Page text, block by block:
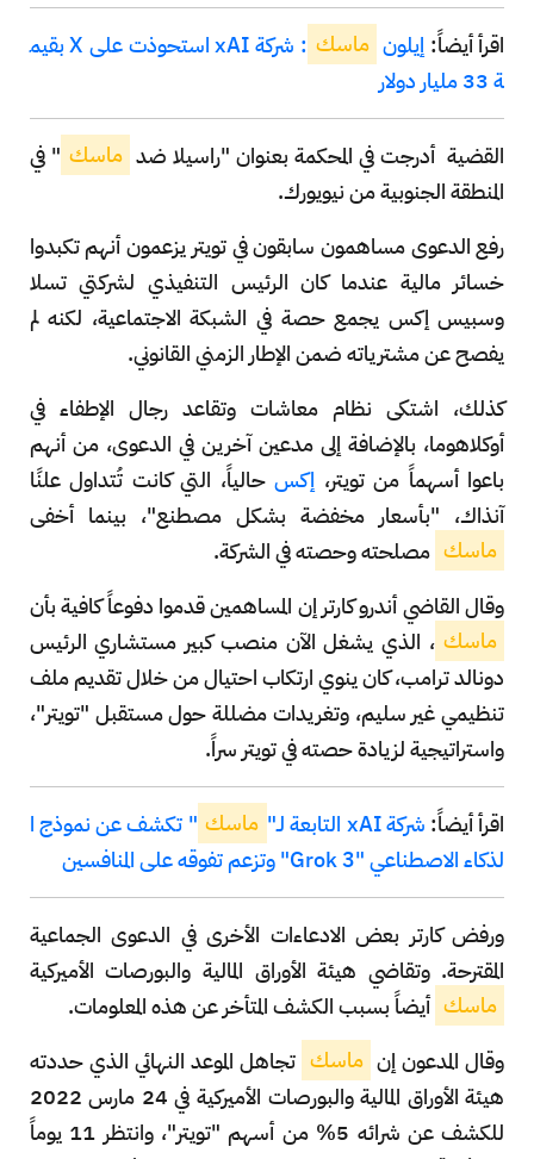
اقرأ أيضاً: إيلون ماسك
: شركة xAI استحوذت على X بقيم
ة 33 مليار دولار
القضية أدرجت في المحكمة بعنوان "راسيلا ضد ماسك " في
المنطقة الجنوبية من نيويورك.
رفع الدعوى مساهمون سابقون في تويتر يزعمون أنهم تكبدوا
خسائر مالية عندما كان الرئيس التنفيذي لشركتي تسلا
وسبيس إكس يجمع حصة في الشبكة الاجتماعية، لكنه لم
يفصح عن مشترياته ضمن الإطار الزمني القانوني.
كذلك، اشتكى نظام معاشات وتقاعد رجال الإطفاء في
أوكلاهوما، بالإضافة إلى مدعين آخرين في الدعوى، من أنهم
باعوا أسهماً من تويتر، إكسحالياً، التي كانت تُتداول علنًا
آنذاك، "بأسعار مخفضة بشكل مصطنع"، بينما أخفى
ماسك مصلحته وحصته في الشركة.
وقال القاضي أندرو كارتر إن المساهمين قدموا دفوعاً كافية بأن
ماسك ، الذي يشغل الآن منصب كبير مستشاري الرئيس
دونالد ترامب، كان ينوي ارتكاب احتيال من خلال تقديم ملف
تنظيمي غير سليم، وتغريدات مضللة حول مستقبل "تويتر"،
واستراتيجية لزيادة حصته في تويتر سراً.
اقرأ أيضاً: شركة xAI التابعة لـ" ماسك " تكشف عن نموذج ا
لذكاء الاصطناعي "Grok 3" وتزعم تفوقه على المنافسين
ورفض كارتر بعض الادعاءات الأخرى في الدعوى الجماعية
المقترحة. وتقاضي هيئة الأوراق المالية والبورصات الأميركية
ماسك أيضاً بسبب الكشف المتأخر عن هذه المعلومات.
وقال المدعون إن ماسك تجاهل الموعد النهائي الذي حددته
هيئة الأوراق المالية والبورصات الأميركية في 24 مارس 2022
للكشف عن شرائه 5% من أسهم "تويتر"، وانتظر 11 يوماً